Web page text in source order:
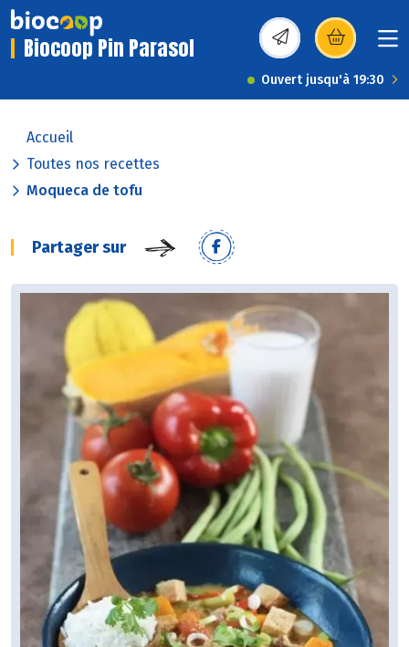
Biocoop Pin Parasol (s’ouvre dans une
Ouvert jusqu'à 19:30
Accueil
Toutes nos recettes
Moqueca de tofu
Partager sur